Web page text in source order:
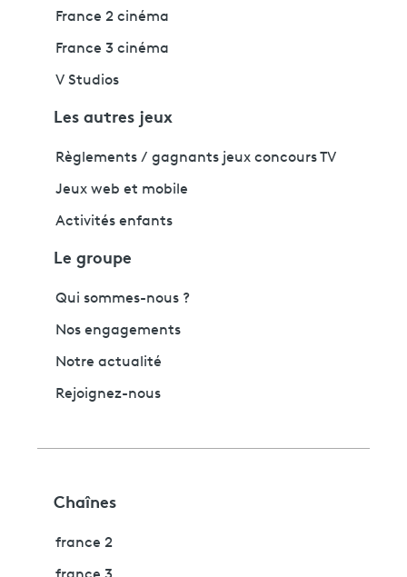
France 2 cinéma
France 3 cinéma
V Studios
Les autres jeux
Règlements / gagnants jeux concours TV
Jeux web et mobile
Activités enfants
Le groupe
Qui sommes-nous ?
Nos engagements
Notre actualité
Rejoignez-nous
Chaînes
france 2